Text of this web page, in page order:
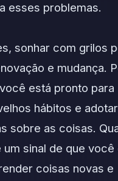
esses problemas.
sonhar com grilos
e mudança.
está pronto para
hábitos e
sobre as coisas.
sinal de que você
coisas novas e